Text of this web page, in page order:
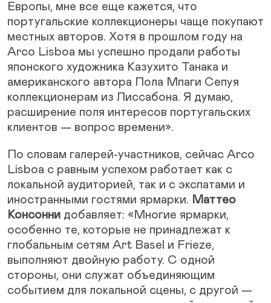
Европы, мне все еще кажется, что
португальские коллекционеры чаще покупают
местных авторов. Хотя в прошлом году на
Arco Lisboa мы успешно продали работы
японского художника Казухито Танака и
американского автора Пола Мпаги Сепуя
коллекционерам из Лиссабона. Я думаю,
расширение поля интересов португальских
клиентов — вопрос времени».
По словам галерей-участников, сейчас Arco
Lisboa с равным успехом работает как с
локальной аудиторией, так и с экспатами и
иностранными гостями ярмарки. Маттео
Консонни добавляет: «Многие ярмарки,
особенно те, которые не принадлежат к
глобальным сетям Art Basel и Frieze,
выполняют двойную работу. С одной
стороны, они служат объединяющим
событием для локальной сцены, с другой —